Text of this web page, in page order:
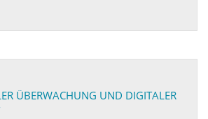
ÜBERWACHUNG UND DIGITALER